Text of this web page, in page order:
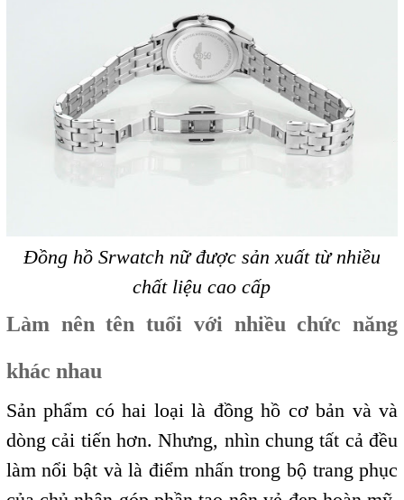
Đồng hồ Srwatch nữ được sản xuất từ nhiều
chất liệu cao cấp
Làm nên tên tuổi với nhiều chức năng
khác nhau
Sản phẩm có hai loại là đồng hồ cơ bản và và
dòng cải tiến hơn. Nhưng, nhìn chung tất cả đều
làm nổi bật và là điểm nhấn trong bộ trang phục